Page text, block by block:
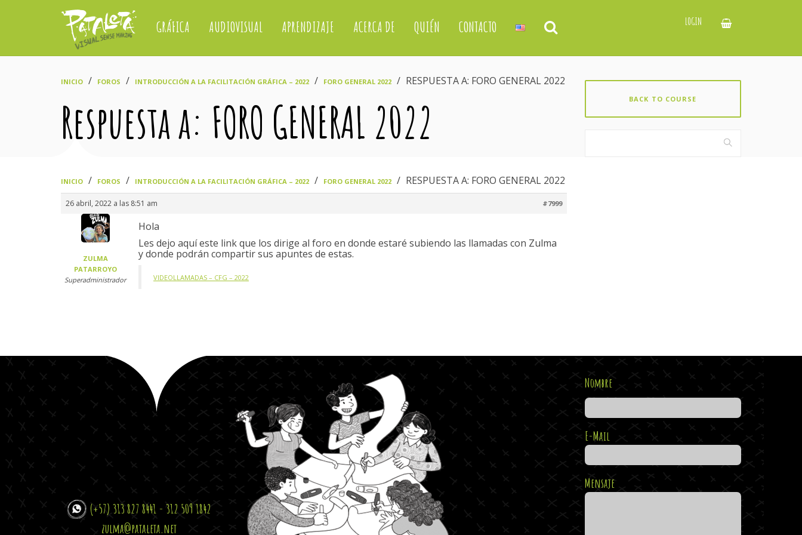
GRÁFICA AUDIOVISUAL APRENDIZAJE ACERCA DE QUIÉN CONTACTO LOGIN
INICIO FOROS INTRODUCCIÓN A LA FACILITACIÓN GRÁFICA – 2022 FORO GENERAL 2022 RESPUESTA A: FORO GENERAL 2022
Respuesta a: FORO GENERAL 2022 BACK TO COURSE
INICIO FOROS INTRODUCCIÓN A LA FACILITACIÓN GRÁFICA – 2022 FORO GENERAL 2022 RESPUESTA A: FORO GENERAL 2022
26 abril, 2022 a las 8:51 am #7999
ZULMA
PATARROYO
Superadministrador
Hola
Les dejo aquí este link que los dirige al foro en donde estaré subiendo las llamadas con Zulma
y donde podrán compartir sus apuntes de estas.
VIDEOLLAMADAS – CFG – 2022
(+57) 313 827 8441 - 312 509 1842
zulma@pataleta.net
Nombre
E-Mail
Mensaje